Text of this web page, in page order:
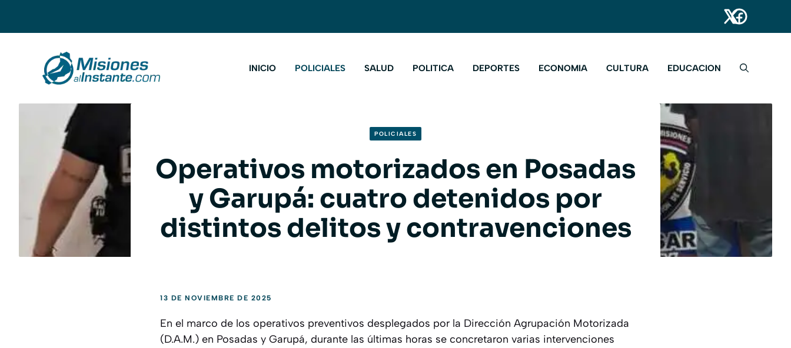
INICIO POLICIALES SALUD POLITICA DEPORTES ECONOMIA CULTURA EDUCACION
POLICIALES
Operativos motorizados en Posadas
y Garupá: cuatro detenidos por
distintos delitos y contravenciones
13 DE NOVIEMBRE DE 2025
En el marco de los operativos preventivos desplegados por la Dirección Agrupación Motorizada
(D.A.M.) en Posadas y Garupá, durante las últimas horas se concretaron varias intervenciones